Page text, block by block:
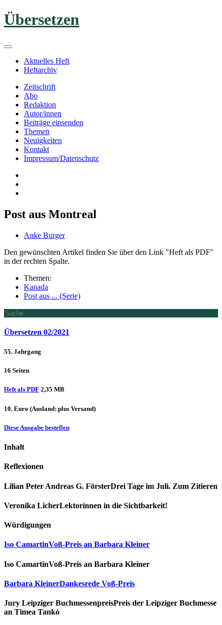
Zum
Inhalt
Übersetzen
Aktuelles Heft
Heftarchiv
Zeitschrift
Abo
Redaktion
Autor/innen
Beiträge einsenden
Themen
Neuigkeiten
Kontakt
Impressum/Datenschutz
Post aus Montreal
Anke Burger
Den gewünschten Artikel finden Sie über den Link "Heft als PDF"
in der rechten Spalte.
Themen:
Kanada
Post aus ... (Serie)
Übersetzen 02/2021
55. Jahrgang
16 Seiten
Heft als PDF 2,35 MB
10. Euro (Ausland: plus Versand)
Diese Ausgabe bestellen
Inhalt
Reflexionen
Lilian Peter Andreas G. FörsterDrei Tage im Juli. Zum Zitieren
Veronika LicherLektorinnen in die Sichtbarkeit!
Würdigungen
Iso CamartinVoß-Preis an Barbara Kleiner
Iso CamartinVoß-Preis an Barbara Kleiner
Barbara KleinerDankesrede Voß-Preis
Jury Leipziger BuchmessenpreisPreis der Leipziger Buchmesse
an Timea Tankó